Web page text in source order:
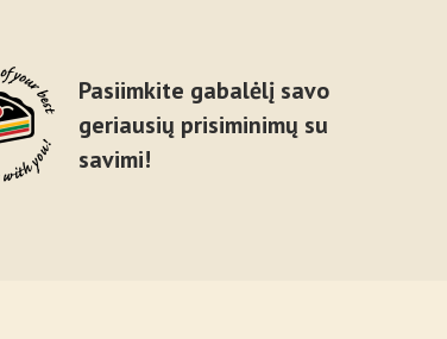
Pasiimkite gabalėlį savo
geriausių prisiminimų su
savimi!